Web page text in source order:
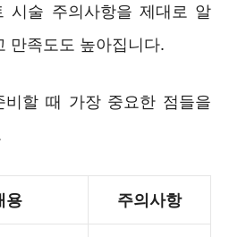
시술 주의사항을 제대로 알
만족도도 높아집니다.
비할 때 가장 중요한 점들을
용 주의사항